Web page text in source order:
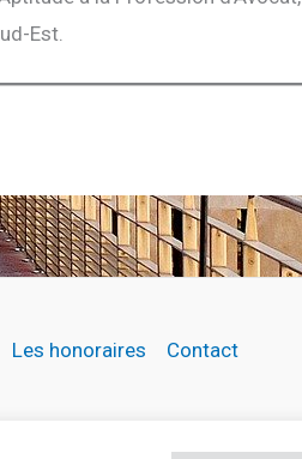
Est.
Les honoraires Contact